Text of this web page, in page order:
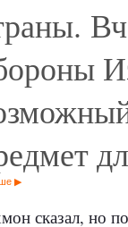
сказал, но пока не сделал -